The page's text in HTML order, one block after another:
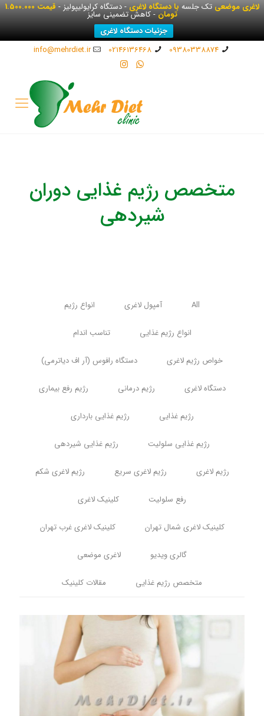
لاغری موضعیتک جلسهبا دستگاه لاغری- دستگاه کرایولیپولیز - قیمت 1.500.000
تومان- کاهش تضمینی سایز
جزئیات دستگاه لاغری
09380338874
02146136468
info@mehrdiet.ir
متخصص رژیم غذایی دوران
شیردهی
All آمپول لاغری انواع رژیم
انواع رژیم غذایی تناسب اندام
خواص رژیم لاغری دستگاه رافوس (آر اف دیاترمی)
دستگاه لاغری رژیم درمانی رژیم رفع بیماری
رژیم غذایی رژیم غذایی بارداری
رژیم غذایی سلولیت رژیم غذایی شیردهی
رژیم لاغری رژیم لاغری سریع رژیم لاغری شکم
رفع سلولیت کلینیک لاغری
کلینیک لاغری شمال تهران کلینیک لاغری غرب تهران
گالری ویدیو لاغری موضعی
متخصص رژیم غذایی مقالات کلینیک